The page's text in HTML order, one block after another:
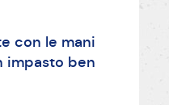
con le mani
impasto ben